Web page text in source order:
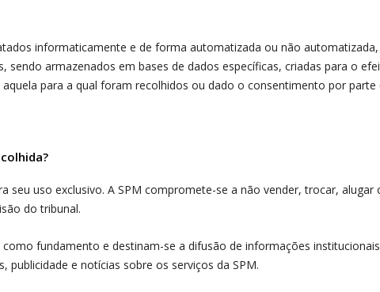
informaticamente e de forma automatizada ou não
sendo armazenados em bases de dados específicas, criadas para o
para a qual foram recolhidos ou dado o consentimento por
seu uso exclusivo. A SPM compromete-se a não vender, trocar,
do tribunal.
fundamento e destinam-se a difusão de informações
publicidade e notícias sobre os serviços da SPM.